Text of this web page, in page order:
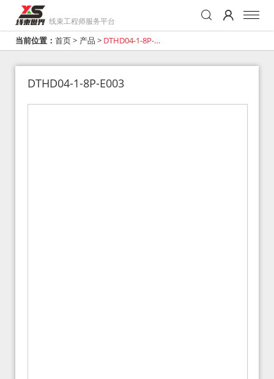
线束工程师服务平台
当前位置： 首页> 产品 > DTHD04-1-8P-
DTHD04-1-8P-E003